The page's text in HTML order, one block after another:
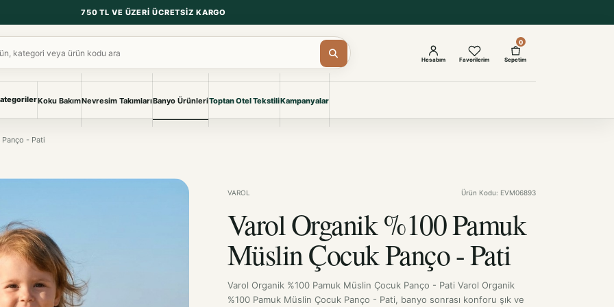
750 TL VE ÜZERI ÜCRETSIZ KARGO
KURUMSAL ÇÖZÜMLER
Projelere özel, dayanıklı tekstil
seçkileri.
Koku BakımNevresim TakımlarıBanyo ÜrünleriToptan Otel TekstiliKampanyalar
Hesabım Favorilerim
0
Sepetim
- Pati
VAROL Ürün Kodu: EVM06893
Varol Organik %100 Pamuk
Müslin Çocuk Panço - Pati
Varol Organik %100 Pamuk Müslin Çocuk Panço - Pati Varol Organik
%100 Pamuk Müslin Çocuk Panço - Pati, banyo sonrası konforu şık ve